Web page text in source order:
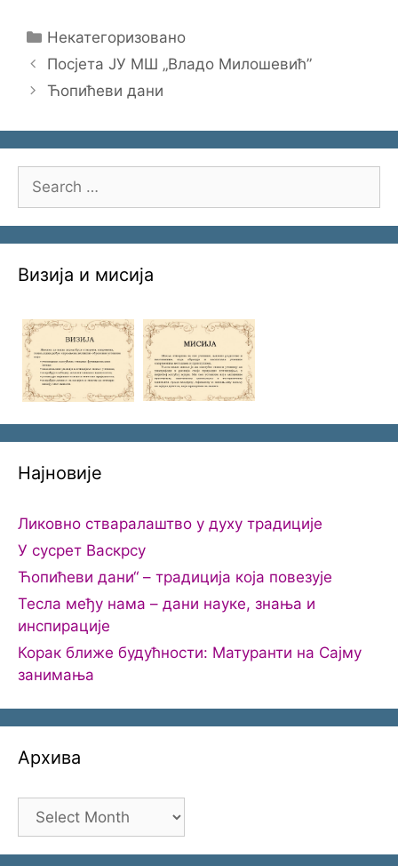
Categories
Некатегоризовано
Посјета ЈУ МШ „Bладо Милошевић”
Ћопићеви дани
for:
Визија и мисија
Најновије
Ликовно стваралаштво у духу традиције
У сусрет Васкрсу
Ћопићеви дани“ – традиција која повезује
Тесла међу нама – дани науке, знања и
инспирације
Корак ближе будућности: Матуранти на Сајму
занимања
Архива
Архива